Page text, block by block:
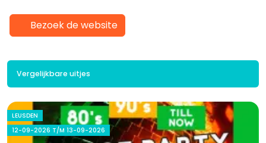
Bezoek de website
Vergelijkbare uitjes
LEUSDEN
12-09-2026 T/M 13-09-2026